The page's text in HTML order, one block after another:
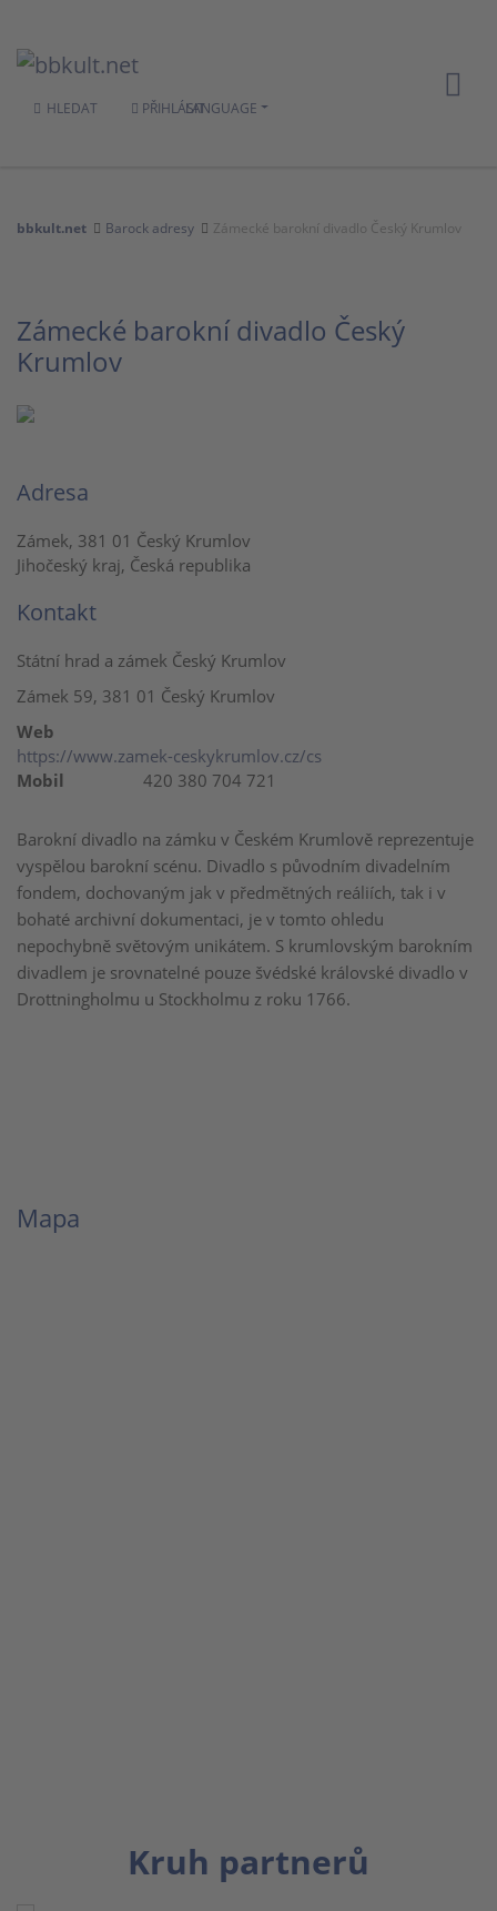
HLEDAT PŘIHLÁSITLANGUAGE
bbkult.net Barock adresy Zámecké barokní divadlo Český Krumlov
Zámecké barokní divadlo Český
Krumlov
Barokní divadlo na zámku v Českém Krumlově reprezentuje
vyspělou barokní scénu. Divadlo s původním divadelním
fondem, dochovaným jak v předmětných reáliích, tak i v
bohaté archivní dokumentaci, je v tomto ohledu
nepochybně světovým unikátem. S krumlovským barokním
divadlem je srovnatelné pouze švédské královské divadlo v
Drottningholmu u Stockholmu z roku 1766.
Adresa
Zámek, 381 01 Český Krumlov
Jihočeský kraj, Česká republika
Kontakt
Státní hrad a zámek Český Krumlov
Zámek 59, 381 01 Český Krumlov
Web
https://www.zamek-ceskykrumlov.cz/cs
Mobil
420 380 704 721
Mapa
Kruh partnerů